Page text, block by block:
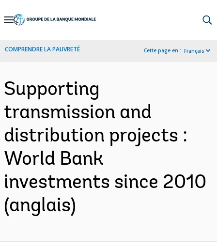
Skip
Navigation
COMPRENDRE LA PAUVRETÉ Cette page en : Français
Supporting
transmission and
distribution projects :
World Bank
investments since 2010
(anglais)